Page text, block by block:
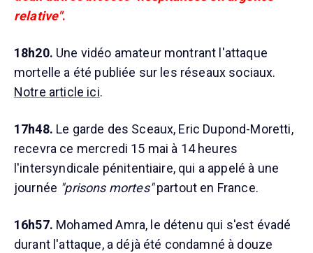
relative".
18h20. Une vidéo amateur montrant l'attaque
mortelle a été publiée sur les réseaux sociaux.
Notre article ici.
17h48. Le garde des Sceaux, Eric Dupond-Moretti,
recevra ce mercredi 15 mai à 14 heures
l'intersyndicale pénitentiaire, qui a appelé à une
journée "prisons mortes"partout en France.
16h57. Mohamed Amra, le détenu qui s'est évadé
durant l'attaque, a déjà été condamné à douze